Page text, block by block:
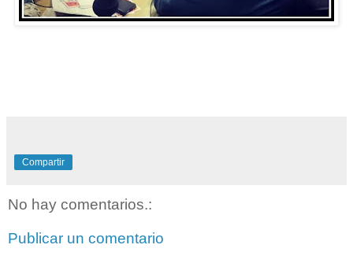
Compartir
No hay comentarios.:
Publicar un comentario